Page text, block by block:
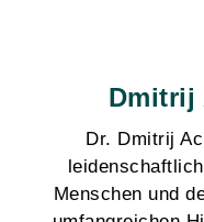
Dmitrij
Dr. Dmitrij
Menschen und